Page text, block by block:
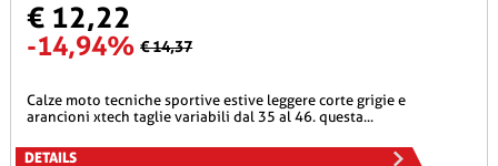
€ 12,22
-14,94% € 14,37
calze moto tecniche sportive estive leggere corte grigie e
arancioni xtech taglie variabili dal 35 al 46. questa...
DETAILS